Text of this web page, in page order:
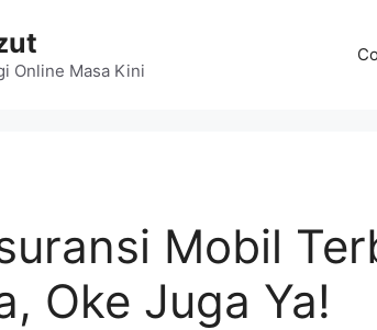
Online Masa Kini
Mobil
Oke Juga Ya!